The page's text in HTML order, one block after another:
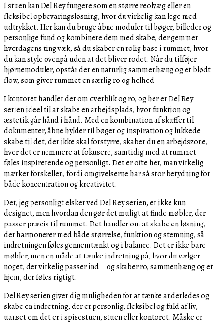
I stuen kan Del Rey fungere som en større reolvæg eller en
fleksibel opbevaringsløsning, hvor du virkelig kan lege med
udtrykket. Her kan du bruge åbne moduler til bøger, billeder og
personlige fund og kombinere dem med skabe, der gemmer
hverdagens ting væk, så du skaber en rolig base i rummet, hvor
du kan style ovenpå uden at det bliver rodet. Når du tilføjer
hjørnemoduler, opstår der en naturlig sammenhæng og et blødt
flow, som giver rummet en særlig ro og helhed.
I kontoret handler det om overblik og ro, og her er Del Rey
serien ideel til at skabe en arbejdsplads, hvor funktion og
æstetik går hånd i hånd. Med en kombination af skuffer til
dokumenter, åbne hylder til bøger og inspiration og lukkede
skabe til det, der ikke skal forstyrre, skaber du en arbejdszone,
hvor det er nemmere at fokusere, samtidig med at rummet
føles inspirerende og personligt. Det er ofte her, man virkelig
mærker forskellen, fordi omgivelserne har så stor betydning for
både koncentration og kreativitet.
Det, jeg personligt elsker ved Del Rey serien, er ikke kun
designet, men hvordan den gør det muligt at finde møbler, der
passer præcis til rummet. Det handler om at skabe en løsning,
der harmonerer med både størrelse, funktion og stemning, så
indretningen føles gennemtænkt og i balance. Det er ikke bare
møbler, men en måde at tænke indretning på, hvor du vælger
noget, der virkelig passer ind – og skaber ro, sammenhæng og et
hjem, der føles rigtigt.
Del Rey serien giver dig muligheden for at tænke anderledes og
skabe en indretning, der er personlig, fleksibel og fuld af liv,
uanset om det er i spisestuen, stuen eller kontoret. Måske er